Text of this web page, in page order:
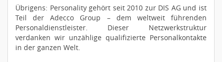
Übrigens: Personality gehört seit 2010 zur DIS AG und ist
Teil der Adecco Group – dem weltweit führenden
Personaldienstleister. Dieser Netzwerkstruktur
verdanken wir unzählige qualifizierte Personalkontakte
in der ganzen Welt.